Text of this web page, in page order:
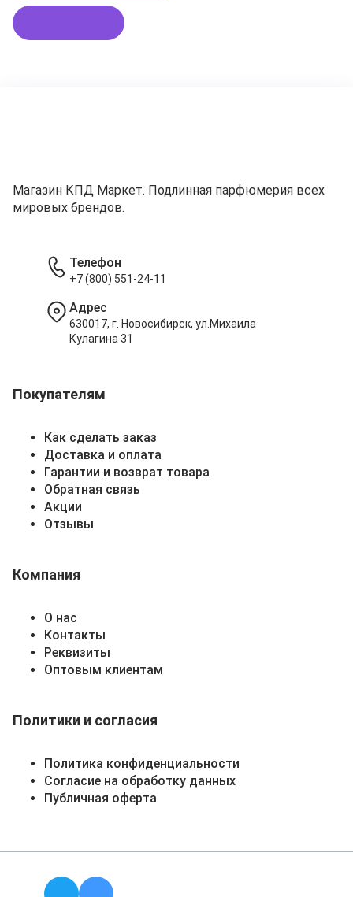
Магазин КПД Маркет. Подлинная парфюмерия всех
мировых брендов.
Покупателям
Как сделать заказ
Доставка и оплата
Гарантии и возврат товара
Обратная связь
Акции
Отзывы
Компания
О нас
Контакты
Реквизиты
Оптовым клиентам
Политики и согласия
Политика конфиденциальности
Согласие на обработку данных
Публичная оферта
Телефон
+7 (800) 551-24-11
Адрес
630017, г. Новосибирск, ул.Михаила
Кулагина 31